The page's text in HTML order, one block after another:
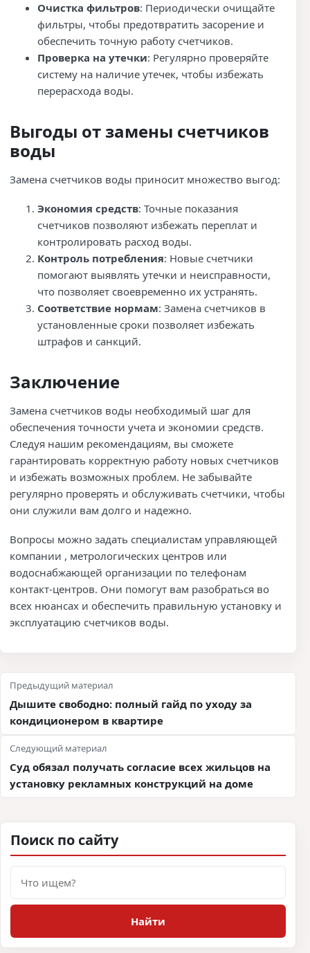
Очистка фильтров: Периодически очищайте
фильтры, чтобы предотвратить засорение и
обеспечить точную работу счетчиков.
Проверка на утечки: Регулярно проверяйте
систему на наличие утечек, чтобы избежать
перерасхода воды.
Выгоды от замены счетчиков
воды
Замена счетчиков воды приносит множество выгод:
Экономия средств: Точные показания
счетчиков позволяют избежать переплат и
контролировать расход воды.
Контроль потребления: Новые счетчики
помогают выявлять утечки и неисправности,
что позволяет своевременно их устранять.
Соответствие нормам: Замена счетчиков в
установленные сроки позволяет избежать
штрафов и санкций.
Заключение
Замена счетчиков воды необходимый шаг для
обеспечения точности учета и экономии средств.
Следуя нашим рекомендациям, вы сможете
гарантировать корректную работу новых счетчиков
и избежать возможных проблем. Не забывайте
регулярно проверять и обслуживать счетчики, чтобы
они служили вам долго и надежно.
Вопросы можно задать специалистам управляющей
компании , метрологических центров или
водоснабжающей организации по телефонам
контакт-центров. Они помогут вам разобраться во
всех нюансах и обеспечить правильную установку и
эксплуатацию счетчиков воды.
Навигация по записям
Предыдущий материал
Дышите свободно: полный гайд по уходу за
кондиционером в квартире
Следующий материал
Суд обязал получать согласие всех жильцов на
установку рекламных конструкций на доме
Поиск по сайту
Найти